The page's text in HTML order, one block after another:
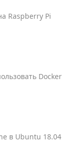
Raspberry Pi
Docker
в Ubuntu 18.04